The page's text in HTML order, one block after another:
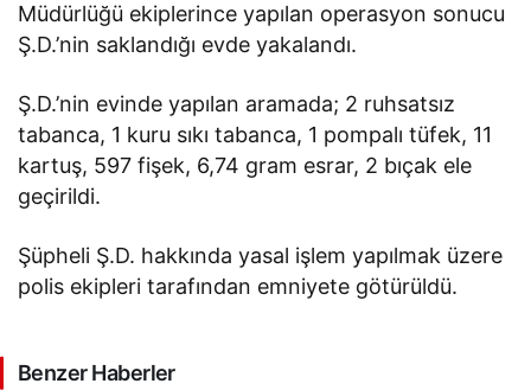
Müdürlüğü ekiplerince yapılan operasyon sonucu
Ş.D.’nin saklandığı evde yakalandı.
Ş.D.’nin evinde yapılan aramada; 2 ruhsatsız
tabanca, 1 kuru sıkı tabanca, 1 pompalı tüfek, 11
kartuş, 597 fişek, 6,74 gram esrar, 2 bıçak ele
geçirildi.
Şüpheli Ş.D. hakkında yasal işlem yapılmak üzere
polis ekipleri tarafından emniyete götürüldü.
Benzer Haberler